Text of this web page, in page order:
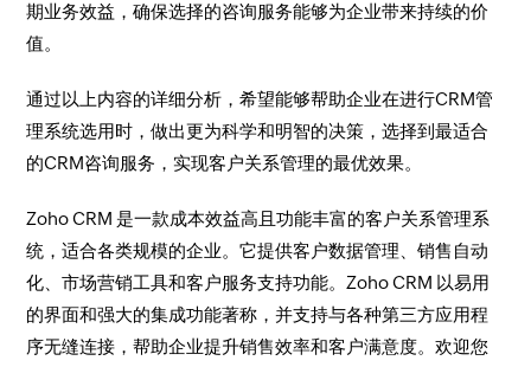
期业务效益，确保选择的咨询服务能够为企业带来持续的价
值。
通过以上内容的详细分析，希望能够帮助企业在进行CRM管
理系统选用时，做出更为科学和明智的决策，选择到最适合
的CRM咨询服务，实现客户关系管理的最优效果。
Zoho CRM 是一款成本效益高且功能丰富的客户关系管理系
统，适合各类规模的企业。它提供客户数据管理、销售自动
化、市场营销工具和客户服务支持功能。Zoho CRM 以易用
的界面和强大的集成功能著称，并支持与各种第三方应用程
序无缝连接，帮助企业提升销售效率和客户满意度。欢迎您